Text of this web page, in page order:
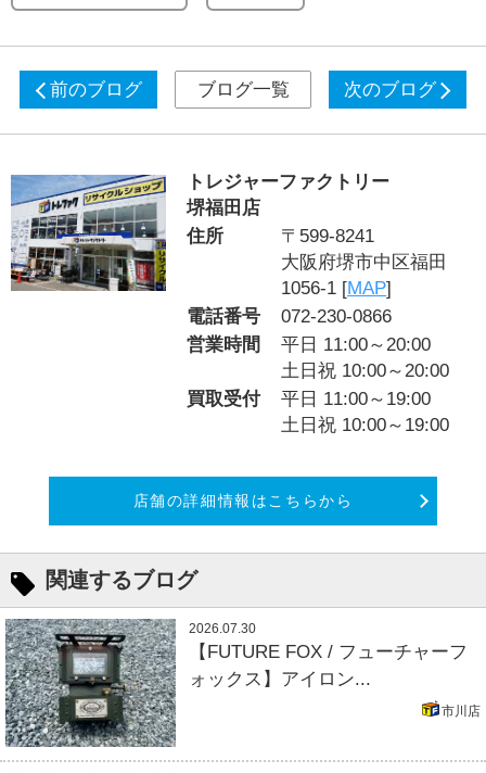
前のブログ ブログ一覧 次のブログ
トレジャーファクトリー
堺福田店
住所
〒599-8241
大阪府堺市中区福田
1056-1 [MAP]
電話番号
072-230-0866
営業時間
平日 11:00～20:00
土日祝 10:00～20:00
買取受付
平日 11:00～19:00
土日祝 10:00～19:00
店舗の詳細情報はこちらから
関連するブログ
2026.07.30
【FUTURE FOX / フューチャーフ
ォックス】アイロン...
市川店